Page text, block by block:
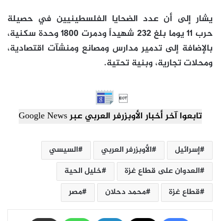
يشار إلى أن عدد الضحايا الفلسطينيين في حصيلة
حرب 11 يوما بلغ 232 شهيداً ودمرت 1800 وحدة سكنية،
بالإضافة إلى تدمير مدارس ومصانع ومنشآت اقتصادية،
ومحلات تجارية، وبنية تحتية.

تابعوا آخر أخبار الأوبزرفر العربي عبر Google News
إسرائيل الأوبزرفر العربي
السيسي
العدوان على قطاع غزة
خليل الحية
قطاع غزة
محمد دحلان مصر